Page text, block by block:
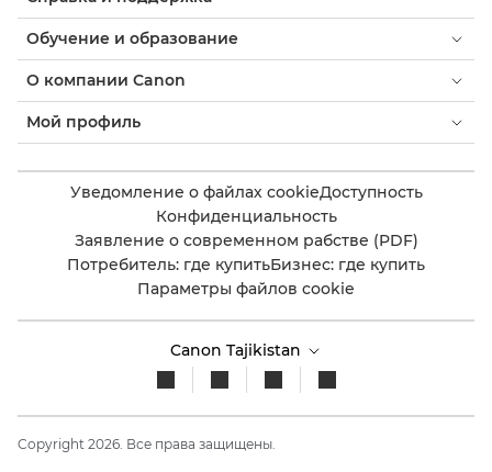
Обучение и образование
О компании Canon
Мой профиль
Уведомление о файлах cookieДоступность
Конфиденциальность
Заявление о современном рабстве (PDF)
Потребитель: где купитьБизнес: где купить
Параметры файлов cookie
Canon Tajikistan
Copyright 2026. Все права защищены.